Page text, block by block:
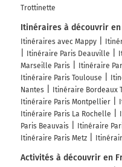
Trottinette
Itinéraires à découvrir en
Itinéraires avec Mappy
Itinéraire Paris Deauville
Marseille Paris
Itinéraire
Itinéraire Paris Toulouse
Nantes
Itinéraire Bordeaux
Itinéraire Paris Montpellier
Itinéraire Paris La Rochelle
Paris Beauvais
Itinéraire
Itinéraire Paris Metz
Activités à découvrir en